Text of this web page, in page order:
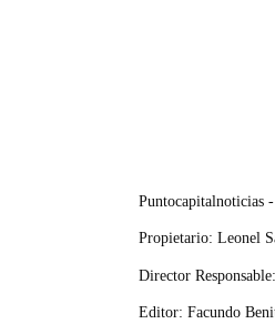
Puntocapitalnoticias
Propietario: Leonel
Director
Editor: Facundo